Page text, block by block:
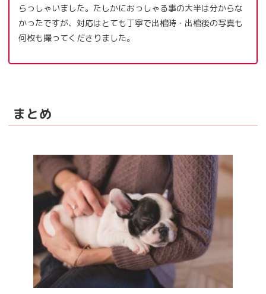
らっしゃいました。たしかにおっしゃる事の大半は分からな
かったですが、対応はとても丁寧で出棺時・出棺後の写真も
何枚も撮ってくださりました。
まとめ